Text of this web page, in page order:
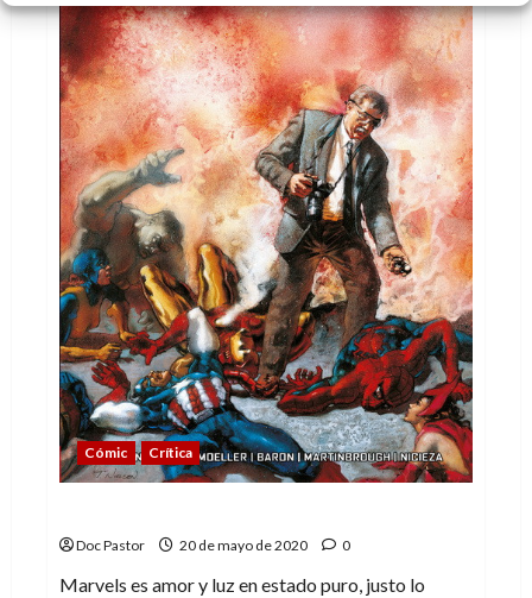
Cómic Crítica
Doc Pastor 20 de mayo de 2020 0
Marvels es amor y luz en estado puro, justo lo